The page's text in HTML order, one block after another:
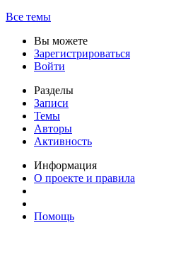
Все темы
Вы можете
Зарегистрироваться
Войти
Разделы
Записи
Темы
Авторы
Активность
Информация
О проекте и правила
Помощь